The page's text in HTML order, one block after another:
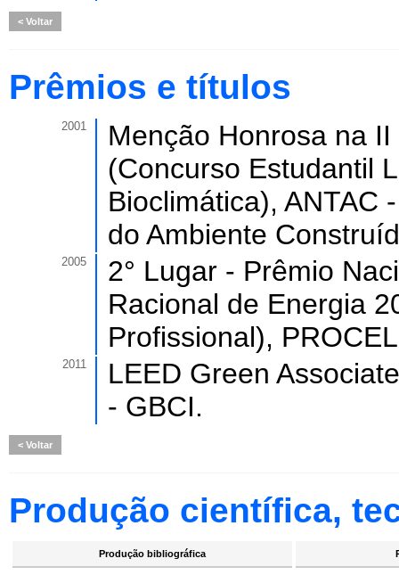
Voltar
Prêmios e títulos
2001
Menção Honrosa na
(Concurso Estudantil
Bioclimática), ANTAC
do Ambiente
2005
2° Lugar - Prêmio
Racional de Energia
Profissional),
2011
LEED Green
- GBCI.
Voltar
Produção científica,
Produção bibliográfica